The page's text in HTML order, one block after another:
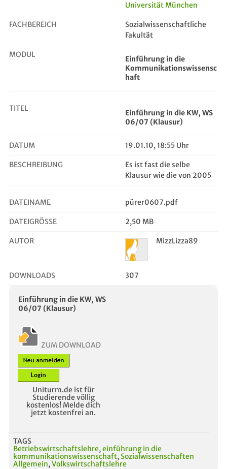
Einführung in die KW, WS 06/07 (Kl...
Universität München
FACHBEREICH
Sozialwissenschaftliche
Fakultät
MODUL
Einführung in die
Kommunikationswissensc
haft
TITEL
Einführung in die KW, WS
06/07 (Klausur)
DATUM 19.01.10, 18:55 Uhr
BESCHREIBUNG
Es ist fast die selbe
Klausur wie die von 2005
DATEINAME pürer0607.pdf
DATEIGRÖSSE 2,50 MB
AUTOR MizzLizza89
DOWNLOADS 307
Einführung in die KW, WS
06/07 (Klausur)
ZUM DOWNLOAD
Uniturm.de ist für
Studierende völlig
kostenlos! Melde dich
jetzt kostenfrei an.
TAGS
Betriebswirtschaftslehre, einführung in die
kommunikationswissenschaft, Sozialwissenschaften
Allgemein, Volkswirtschaftslehre